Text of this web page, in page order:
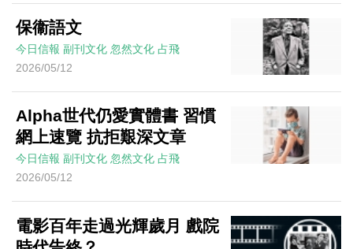
保衞語文
今日信報 副刊文化 忽然文化 占飛
2026/05/12
Alpha世代仍愛實體書 習慣
網上速覽 抗拒艱深文章
今日信報 副刊文化 忽然文化 占飛
2026/05/12
電影百年走過光輝歲月 戲院